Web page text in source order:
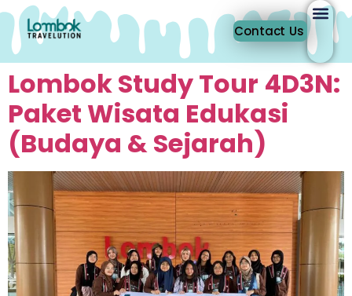
Contact Us
Lombok Study Tour 4D3N:
Paket Wisata Edukasi
(Budaya & Sejarah)